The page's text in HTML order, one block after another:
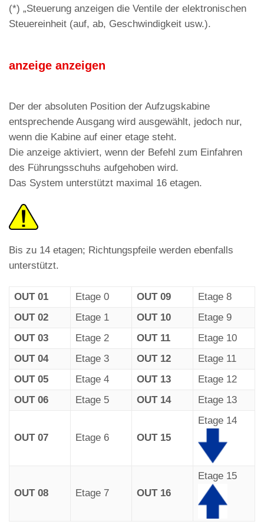
(*) „Steuerung anzeigen die Ventile der elektronischen
Steuereinheit (auf, ab, Geschwindigkeit usw.).
anzeige anzeigen
Der der absoluten Position der Aufzugskabine
entsprechende Ausgang wird ausgewählt, jedoch nur,
wenn die Kabine auf einer etage steht.
Die anzeige aktiviert, wenn der Befehl zum Einfahren
des Führungsschuhs aufgehoben wird.
Das System unterstützt maximal 16 etagen.
Bis zu 14 etagen; Richtungspfeile werden ebenfalls
unterstützt.
OUT 01 Etage 0 OUT 09
Etage 8
OUT 02
Etage 1 OUT 10
Etage 9
OUT 03
Etage 2 OUT 11
Etage 10
OUT 04
Etage 3 OUT 12
Etage 11
OUT 05
Etage 4 OUT 13
Etage 12
OUT 06
Etage 5 OUT 14 Etage 13
OUT 07 Etage 6 OUT 15
Etage 14
OUT 08 Etage 7 OUT 16
Etage 15